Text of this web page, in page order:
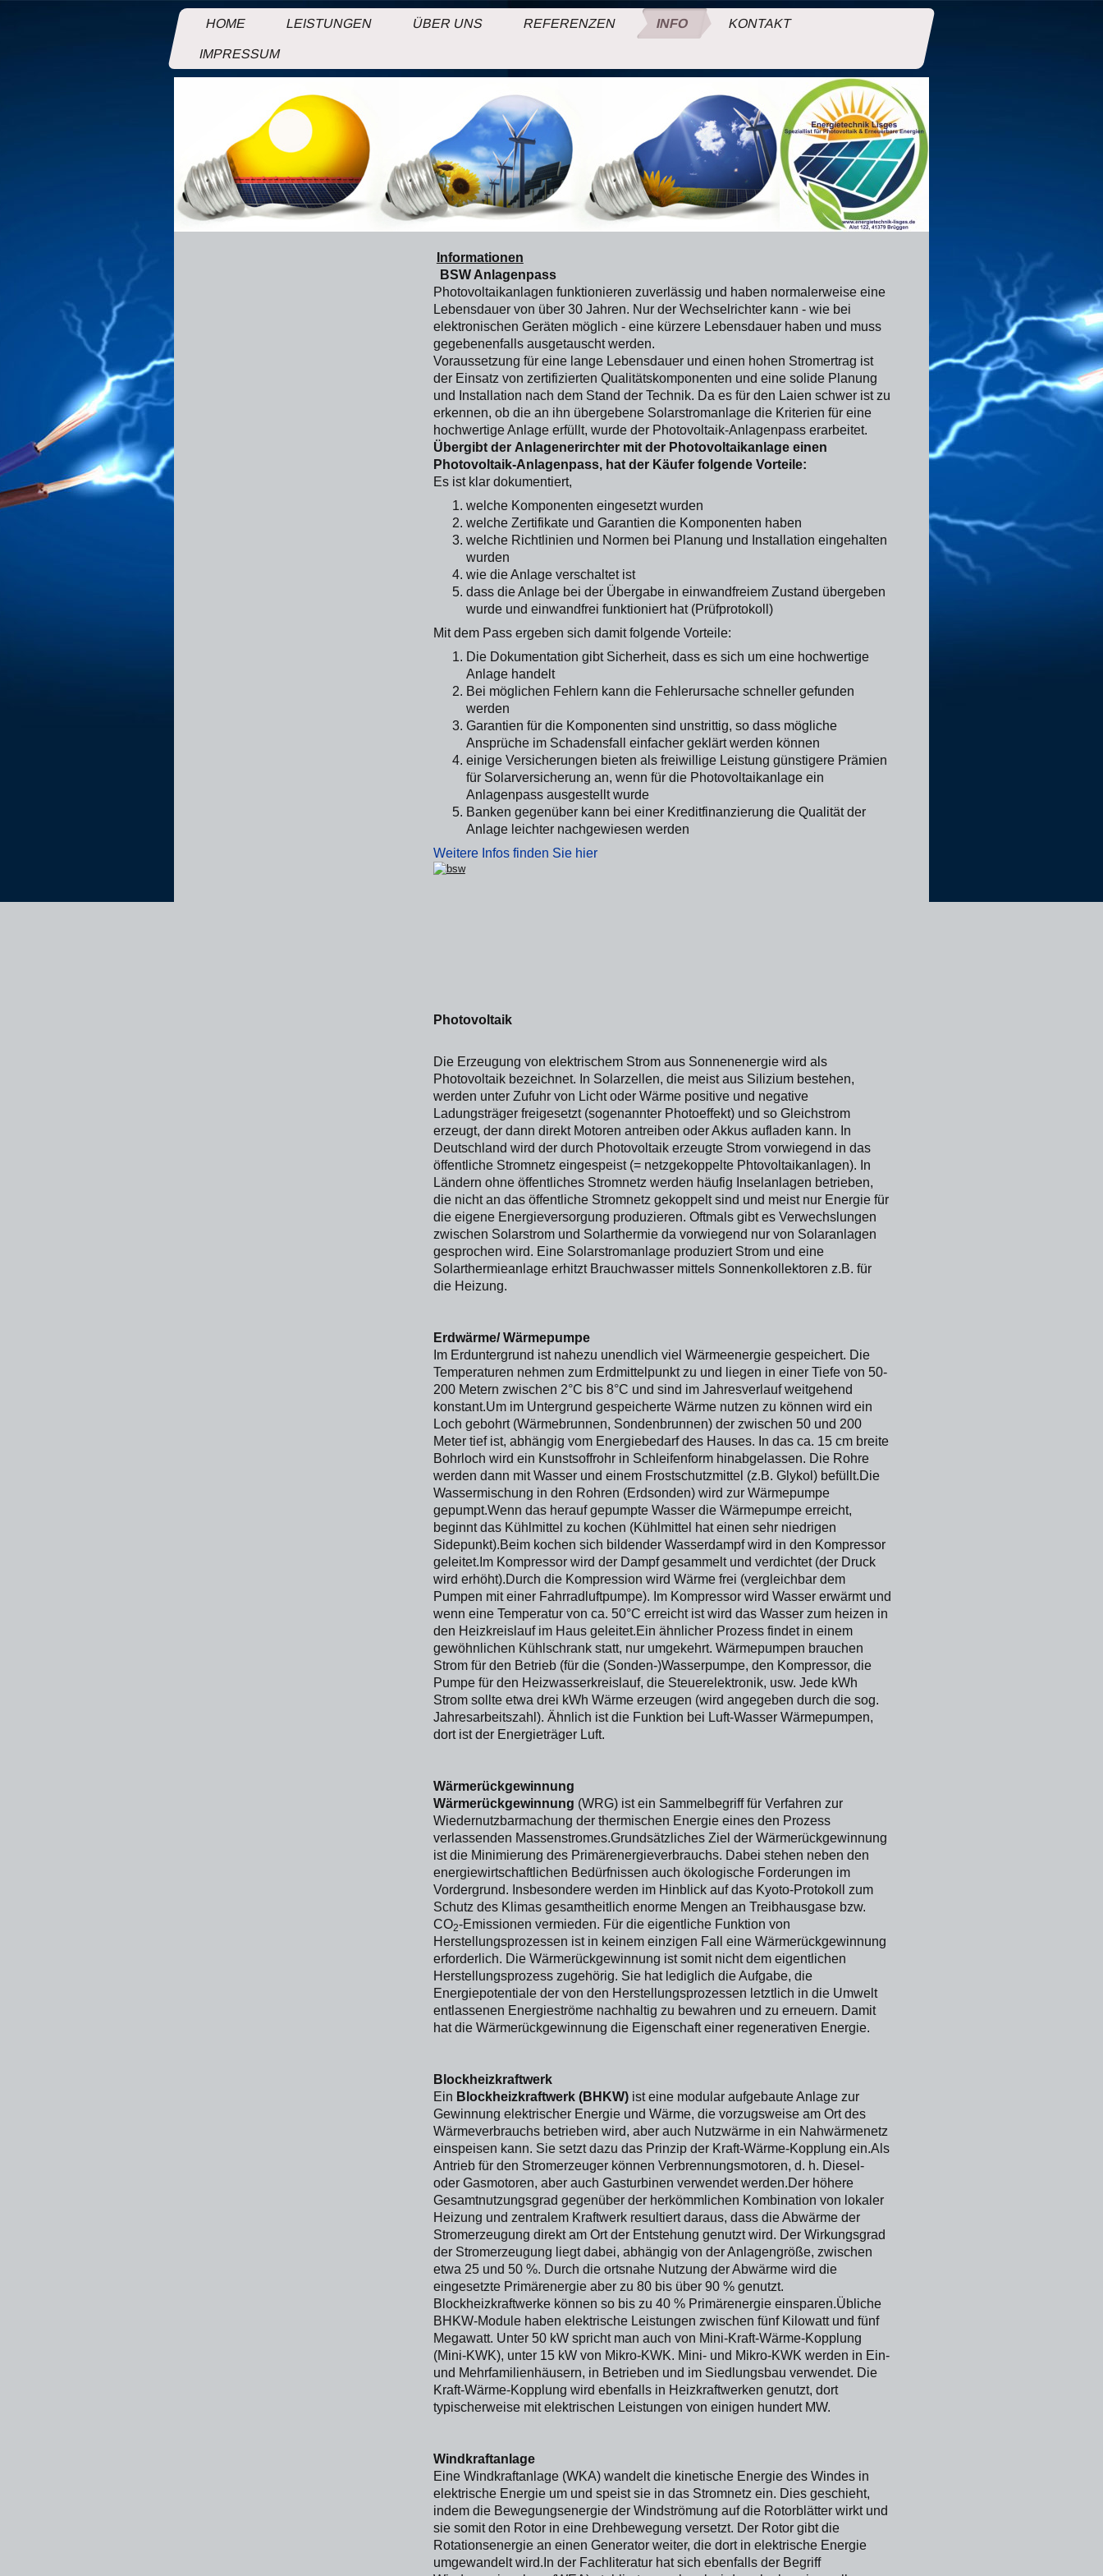
HOME LEISTUNGEN ÜBER UNS REFERENZEN INFO KONTAKT
IMPRESSUM
Informationen
BSW Anlagenpass
Photovoltaikanlagen funktionieren zuverlässig und haben normalerweise eine
Lebensdauer von über 30 Jahren. Nur der Wechselrichter kann - wie bei
elektronischen Geräten möglich - eine kürzere Lebensdauer haben und muss
gegebenenfalls ausgetauscht werden.
Voraussetzung für eine lange Lebensdauer und einen hohen Stromertrag ist
der Einsatz von zertifizierten Qualitätskomponenten und eine solide Planung
und Installation nach dem Stand der Technik. Da es für den Laien schwer ist zu
erkennen, ob die an ihn übergebene Solarstromanlage die Kriterien für eine
hochwertige Anlage erfüllt, wurde der Photovoltaik-Anlagenpass erarbeitet.
Übergibt der Anlagenerirchter mit der Photovoltaikanlage einen
Photovoltaik-Anlagenpass, hat der Käufer folgende Vorteile:
Es ist klar dokumentiert,
welche Komponenten eingesetzt wurden
welche Zertifikate und Garantien die Komponenten haben
welche Richtlinien und Normen bei Planung und Installation eingehalten
wurden
wie die Anlage verschaltet ist
dass die Anlage bei der Übergabe in einwandfreiem Zustand übergeben
wurde und einwandfrei funktioniert hat (Prüfprotokoll)
Mit dem Pass ergeben sich damit folgende Vorteile:
Die Dokumentation gibt Sicherheit, dass es sich um eine hochwertige
Anlage handelt
Bei möglichen Fehlern kann die Fehlerursache schneller gefunden
werden
Garantien für die Komponenten sind unstrittig, so dass mögliche
Ansprüche im Schadensfall einfacher geklärt werden können
einige Versicherungen bieten als freiwillige Leistung günstigere Prämien
für Solarversicherung an, wenn für die Photovoltaikanlage ein
Anlagenpass ausgestellt wurde
Banken gegenüber kann bei einer Kreditfinanzierung die Qualität der
Anlage leichter nachgewiesen werden
Weitere Infos finden Sie hier
Photovoltaik
Die Erzeugung von elektrischem Strom aus Sonnenenergie wird als
Photovoltaik bezeichnet. In Solarzellen, die meist aus Silizium bestehen,
werden unter Zufuhr von Licht oder Wärme positive und negative
Ladungsträger freigesetzt (sogenannter Photoeffekt) und so Gleichstrom
erzeugt, der dann direkt Motoren antreiben oder Akkus aufladen kann. In
Deutschland wird der durch Photovoltaik erzeugte Strom vorwiegend in das
öffentliche Stromnetz eingespeist (= netzgekoppelte Phtovoltaikanlagen). In
Ländern ohne öffentliches Stromnetz werden häufig Inselanlagen betrieben,
die nicht an das öffentliche Stromnetz gekoppelt sind und meist nur Energie für
die eigene Energieversorgung produzieren. Oftmals gibt es Verwechslungen
zwischen Solarstrom und Solarthermie da vorwiegend nur von Solaranlagen
gesprochen wird. Eine Solarstromanlage produziert Strom und eine
Solarthermieanlage erhitzt Brauchwasser mittels Sonnenkollektoren z.B. für
die Heizung.
Erdwärme/ Wärmepumpe
Im Erduntergrund ist nahezu unendlich viel Wärmeenergie gespeichert. Die
Temperaturen nehmen zum Erdmittelpunkt zu und liegen in einer Tiefe von 50-
200 Metern zwischen 2°C bis 8°C und sind im Jahresverlauf weitgehend
konstant.Um im Untergrund gespeicherte Wärme nutzen zu können wird ein
Loch gebohrt (Wärmebrunnen, Sondenbrunnen) der zwischen 50 und 200
Meter tief ist, abhängig vom Energiebedarf des Hauses. In das ca. 15 cm breite
Bohrloch wird ein Kunstsoffrohr in Schleifenform hinabgelassen. Die Rohre
werden dann mit Wasser und einem Frostschutzmittel (z.B. Glykol) befüllt.Die
Wassermischung in den Rohren (Erdsonden) wird zur Wärmepumpe
gepumpt.Wenn das herauf gepumpte Wasser die Wärmepumpe erreicht,
beginnt das Kühlmittel zu kochen (Kühlmittel hat einen sehr niedrigen
Sidepunkt).Beim kochen sich bildender Wasserdampf wird in den Kompressor
geleitet.Im Kompressor wird der Dampf gesammelt und verdichtet (der Druck
wird erhöht).Durch die Kompression wird Wärme frei (vergleichbar dem
Pumpen mit einer Fahrradluftpumpe). Im Kompressor wird Wasser erwärmt und
wenn eine Temperatur von ca. 50°C erreicht ist wird das Wasser zum heizen in
den Heizkreislauf im Haus geleitet.Ein ähnlicher Prozess findet in einem
gewöhnlichen Kühlschrank statt, nur umgekehrt. Wärmepumpen brauchen
Strom für den Betrieb (für die (Sonden-)Wasserpumpe, den Kompressor, die
Pumpe für den Heizwasserkreislauf, die Steuerelektronik, usw. Jede kWh
Strom sollte etwa drei kWh Wärme erzeugen (wird angegeben durch die sog.
Jahresarbeitszahl). Ähnlich ist die Funktion bei Luft-Wasser Wärmepumpen,
dort ist der Energieträger Luft.
Wärmerückgewinnung
Wärmerückgewinnung (WRG) ist ein Sammelbegriff für Verfahren zur
Wiedernutzbarmachung der thermischen Energie eines den Prozess
verlassenden Massenstromes.Grundsätzliches Ziel der Wärmerückgewinnung
ist die Minimierung des Primärenergieverbrauchs. Dabei stehen neben den
energiewirtschaftlichen Bedürfnissen auch ökologische Forderungen im
Vordergrund. Insbesondere werden im Hinblick auf das Kyoto-Protokoll zum
Schutz des Klimas gesamtheitlich enorme Mengen an Treibhausgase bzw.
CO2-Emissionen vermieden. Für die eigentliche Funktion von
Herstellungsprozessen ist in keinem einzigen Fall eine Wärmerückgewinnung
erforderlich. Die Wärmerückgewinnung ist somit nicht dem eigentlichen
Herstellungsprozess zugehörig. Sie hat lediglich die Aufgabe, die
Energiepotentiale der von den Herstellungsprozessen letztlich in die Umwelt
entlassenen Energieströme nachhaltig zu bewahren und zu erneuern. Damit
hat die Wärmerückgewinnung die Eigenschaft einer regenerativen Energie.
Blockheizkraftwerk
Ein Blockheizkraftwerk (BHKW)ist eine modular aufgebaute Anlage zur
Gewinnung elektrischer Energie und Wärme, die vorzugsweise am Ort des
Wärmeverbrauchs betrieben wird, aber auch Nutzwärme in ein Nahwärmenetz
einspeisen kann. Sie setzt dazu das Prinzip der Kraft-Wärme-Kopplung ein.Als
Antrieb für den Stromerzeuger können Verbrennungsmotoren, d. h. Diesel-
oder Gasmotoren, aber auch Gasturbinen verwendet werden.Der höhere
Gesamtnutzungsgrad gegenüber der herkömmlichen Kombination von lokaler
Heizung und zentralem Kraftwerk resultiert daraus, dass die Abwärme der
Stromerzeugung direkt am Ort der Entstehung genutzt wird. Der Wirkungsgrad
der Stromerzeugung liegt dabei, abhängig von der Anlagengröße, zwischen
etwa 25 und 50 %. Durch die ortsnahe Nutzung der Abwärme wird die
eingesetzte Primärenergie aber zu 80 bis über 90 % genutzt.
Blockheizkraftwerke können so bis zu 40 % Primärenergie einsparen.Übliche
BHKW-Module haben elektrische Leistungen zwischen fünf Kilowatt und fünf
Megawatt. Unter 50 kW spricht man auch von Mini-Kraft-Wärme-Kopplung
(Mini-KWK), unter 15 kW von Mikro-KWK. Mini- und Mikro-KWK werden in Ein-
und Mehrfamilienhäusern, in Betrieben und im Siedlungsbau verwendet. Die
Kraft-Wärme-Kopplung wird ebenfalls in Heizkraftwerken genutzt, dort
typischerweise mit elektrischen Leistungen von einigen hundert MW.
Windkraftanlage
Eine Windkraftanlage (WKA) wandelt die kinetische Energie des Windes in
elektrische Energie um und speist sie in das Stromnetz ein. Dies geschieht,
indem die Bewegungsenergie der Windströmung auf die Rotorblätter wirkt und
sie somit den Rotor in eine Drehbewegung versetzt. Der Rotor gibt die
Rotationsenergie an einen Generator weiter, die dort in elektrische Energie
umgewandelt wird.In der Fachliteratur hat sich ebenfalls der Begriff